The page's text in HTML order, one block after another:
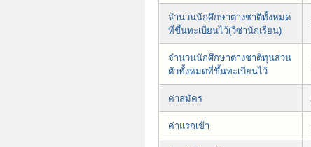
จำนวนนักศึกษาต่างชาติทั้งหมด
ที่ขึ้นทะเบียนไว้(วีซ่านักเรียน)
จำนวนนักศึกษาต่างชาติทุนส่วน
ตัวทั้งหมดที่ขึ้นทะเบียนไว้
ค่าสมัคร
ค่าแรกเข้า